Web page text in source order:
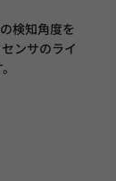
検知角度を
ンサのライ